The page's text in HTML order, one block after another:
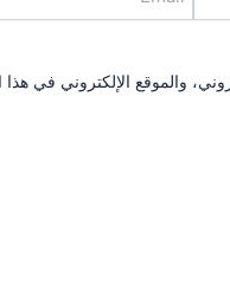
والموقع الإلكتروني في هذا